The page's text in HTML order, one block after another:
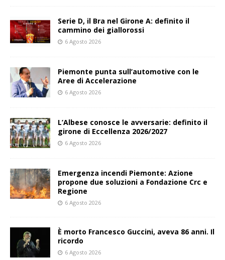
Serie D, il Bra nel Girone A: definito il
cammino dei giallorossi
6 Agosto 2026
Piemonte punta sull’automotive con le
Aree di Accelerazione
6 Agosto 2026
L’Albese conosce le avversarie: definito il
girone di Eccellenza 2026/2027
6 Agosto 2026
Emergenza incendi Piemonte: Azione
propone due soluzioni a Fondazione Crc e
Regione
6 Agosto 2026
È morto Francesco Guccini, aveva 86 anni. Il
ricordo
6 Agosto 2026